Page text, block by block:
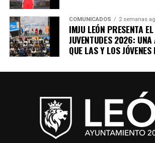
COMUNICADOS 2 semanas
IMJU LEÓN PRESENTA
JUVENTUDES 2026: UNA
QUE LAS Y LOS JÓVENES